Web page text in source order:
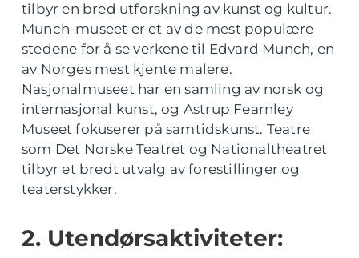
tilbyr en bred utforskning av kunst og kultur.
Munch-museet er et av de mest populære
stedene for å se verkene til Edvard Munch, en
av Norges mest kjente malere.
Nasjonalmuseet har en samling av norsk og
internasjonal kunst, og Astrup Fearnley
Museet fokuserer på samtidskunst. Teatre
som Det Norske Teatret og Nationaltheatret
tilbyr et bredt utvalg av forestillinger og
teaterstykker.
2. Utendørsaktiviteter: